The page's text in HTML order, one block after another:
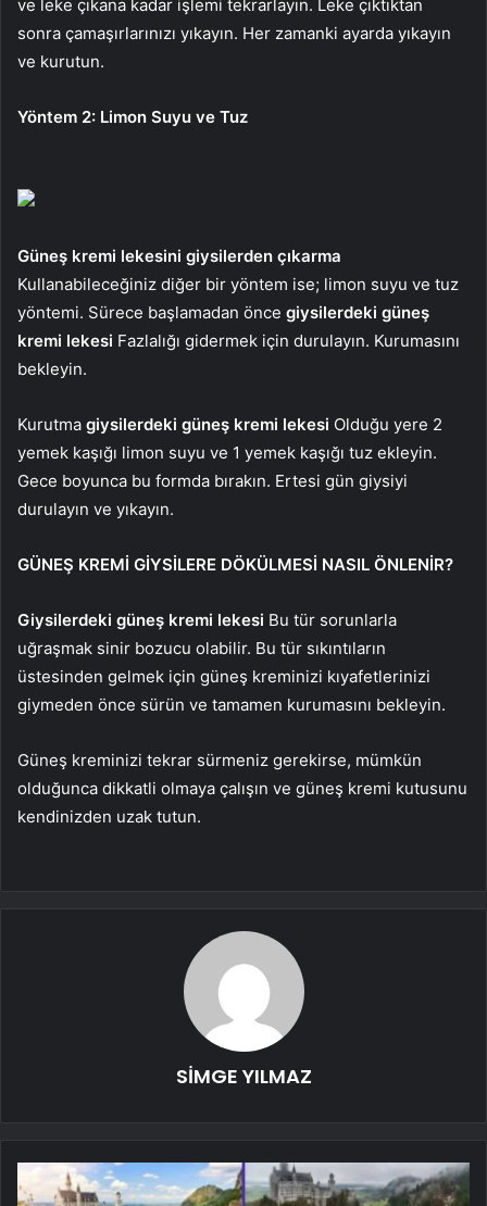
ve leke çıkana kadar işlemi tekrarlayın. Leke çıktıktan
sonra çamaşırlarınızı yıkayın. Her zamanki ayarda yıkayın
ve kurutun.
Yöntem 2: Limon Suyu ve Tuz
Güneş kremi lekesini giysilerden çıkarma
Kullanabileceğiniz diğer bir yöntem ise; limon suyu ve tuz
yöntemi. Sürece başlamadan önce giysilerdeki güneş
kremi lekesi Fazlalığı gidermek için durulayın. Kurumasını
bekleyin.
Kurutma giysilerdeki güneş kremi lekesi Olduğu yere 2
yemek kaşığı limon suyu ve 1 yemek kaşığı tuz ekleyin.
Gece boyunca bu formda bırakın. Ertesi gün giysiyi
durulayın ve yıkayın.
GÜNEŞ KREMİ GİYSİLERE DÖKÜLMESİ NASIL ÖNLENİR?
Giysilerdeki güneş kremi lekesi Bu tür sorunlarla
uğraşmak sinir bozucu olabilir. Bu tür sıkıntıların
üstesinden gelmek için güneş kreminizi kıyafetlerinizi
giymeden önce sürün ve tamamen kurumasını bekleyin.
Güneş kreminizi tekrar sürmeniz gerekirse, mümkün
olduğunca dikkatli olmaya çalışın ve güneş kremi kutusunu
kendinizden uzak tutun.
SİMGE YILMAZ